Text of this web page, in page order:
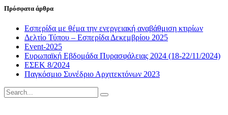
Πρόσφατα άρθρα
Εσπερίδα με θέμα την ενεργειακή αναβάθμιση κτιρίων
Δελτίο Τύπου – Εσπερίδα Δεκεμβρίου 2025
Event-2025
Ευρωπαϊκή Εβδομάδα Πυρασφάλειας 2024 (18-22/11/2024)
ΕΣΕΚ 8/2024
Παγκόσμιο Συνέδριο Αρχιτεκτόνων 2023